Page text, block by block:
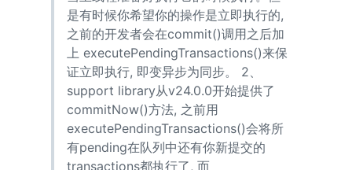
是有时候你希望你的操作是立即执行的,
之前的开发者会在commit()调用之后加
上 executePendingTransactions()来保
证立即执行, 即变异步为同步。 2、
support library从v24.0.0开始提供了
commitNow()方法, 之前用
executePendingTransactions()会将所
有pending在队列中还有你新提交的
transactions都执行了, 而